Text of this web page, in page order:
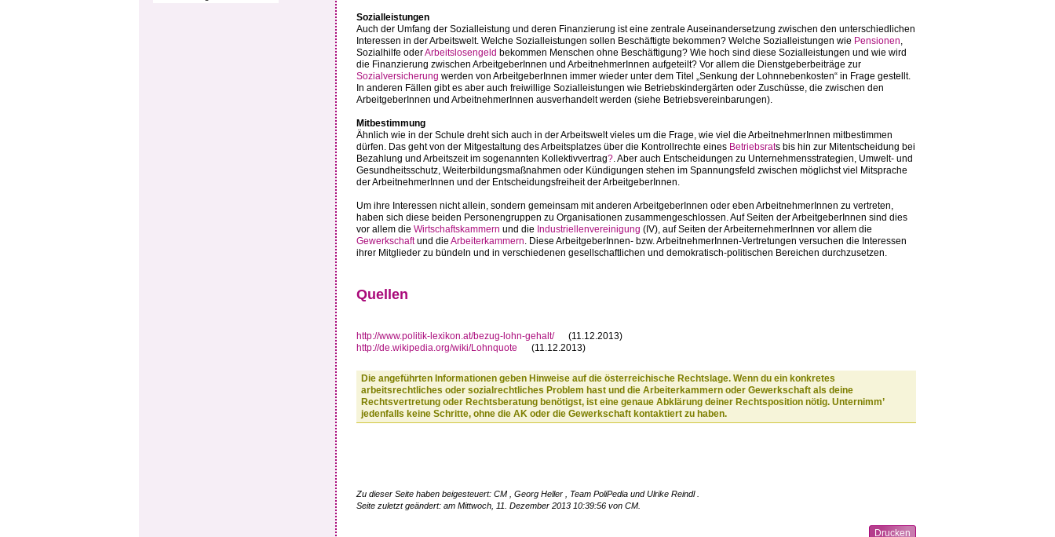
Sozialleistungen
Auch der Umfang der Sozialleistung und deren Finanzierung ist eine zentrale Auseinandersetzung zwischen den unterschiedlichen
Interessen in der Arbeitswelt. Welche Sozialleistungen sollen Beschäftigte bekommen? Welche Sozialleistungen wie Pensionen
Sozialhilfe oderArbeitslosengeld bekommen Menschen ohne Beschäftigung? Wie hoch sind diese Sozialleistungen und wie wird
die Finanzierung zwischen ArbeitgeberInnen und ArbeitnehmerInnen aufgeteilt? Vor allem die Dienstgeberbeiträge zur
Sozialversicherung werden von ArbeitgeberInnen immer wieder unter dem Titel „Senkung der Lohnnebenkosten“ in Frage gestellt.
In anderen Fällen gibt es aber auch freiwillige Sozialleistungen wie Betriebskindergärten oder Zuschüsse, die zwischen den
ArbeitgeberInnen und ArbeitnehmerInnen ausverhandelt werden (siehe Betriebsvereinbarungen).
Mitbestimmung
Ähnlich wie in der Schule dreht sich auch in der Arbeitswelt vieles um die Frage, wie viel die ArbeitnehmerInnen mitbestimmen
dürfen. Das geht von der Mitgestaltung des Arbeitsplatzes über die Kontrollrechte eines Betriebsrats bis hin zur Mitentscheidung bei
Bezahlung und Arbeitszeit im sogenannten Kollektivvertrag? . Aber auch Entscheidungen zu Unternehmensstrategien, Umwelt- und
Gesundheitsschutz, Weiterbildungsmaßnahmen oder Kündigungen stehen im Spannungsfeld zwischen möglichst viel Mitsprache
der ArbeitnehmerInnen und der Entscheidungsfreiheit der ArbeitgeberInnen.
Um ihre Interessen nicht allein, sondern gemeinsam mit anderen ArbeitgeberInnen oder eben ArbeitnehmerInnen zu vertreten,
haben sich diese beiden Personengruppen zu Organisationen zusammengeschlossen. Auf Seiten der ArbeitgeberInnen sind dies
vor allem die Wirtschaftskammern und die Industriellenvereinigung (IV), auf Seiten der ArbeiternehmerInnen vor allem die
Gewerkschaftund die Arbeiterkammern . Diese ArbeitgeberInnen- bzw. ArbeitnehmerInnen-Vertretungen versuchen die Interessen
ihrer Mitglieder zu bündeln und in verschiedenen gesellschaftlichen und demokratisch-politischen Bereichen durchzusetzen.
Quellen
http://www.politik-lexikon.at/bezug-lohn-gehalt/
(11.12.2013)
http://de.wikipedia.org/wiki/Lohnquote
(11.12.2013)
Die angeführten Informationen geben Hinweise auf die österreichische Rechtslage. Wenn du ein konkretes
arbeitsrechtliches oder sozialrechtliches Problem hast und die Arbeiterkammern oder Gewerkschaft als deine
Rechtsvertretung oder Rechtsberatung benötigst, ist eine genaue Abklärung deiner Rechtsposition nötig. Unternimm’
jedenfalls keine Schritte, ohne die AK oder die Gewerkschaft kontaktiert zu haben.
Zu dieser Seite haben beigesteuert: CM Georg Heller Team PoliPedia undUlrike Reindl.
Seite zuletzt geändert: am Mittwoch, 11. Dezember 2013 10:39:56 von CM
Drucken